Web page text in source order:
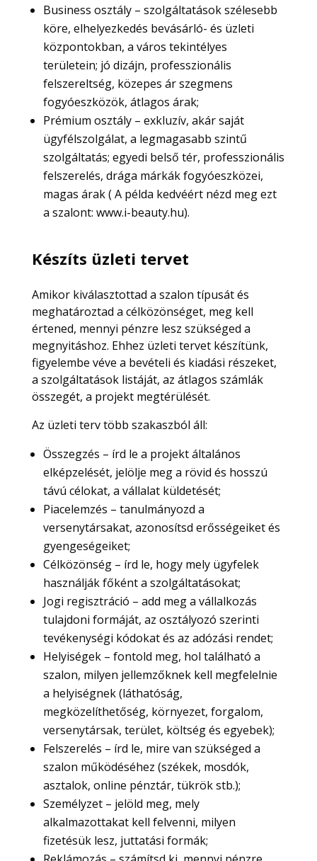
Business osztály – szolgáltatások szélesebb
köre, elhelyezkedés bevásárló- és üzleti
központokban, a város tekintélyes
területein; jó dizájn, professzionális
felszereltség, közepes ár szegmens
fogyóeszközök, átlagos árak;
Prémium osztály – exkluzív, akár saját
ügyfélszolgálat, a legmagasabb szintű
szolgáltatás; egyedi belső tér, professzionális
felszerelés, drága márkák fogyóeszközei,
magas árak ( A példa kedvéért nézd meg ezt
a szalont: www.i-beauty.hu).
Készíts üzleti tervet
Amikor kiválasztottad a szalon típusát és
meghatároztad a célközönséget, meg kell
értened, mennyi pénzre lesz szükséged a
megnyitáshoz. Ehhez üzleti tervet készítünk,
figyelembe véve a bevételi és kiadási részeket,
a szolgáltatások listáját, az átlagos számlák
összegét, a projekt megtérülését.
Az üzleti terv több szakaszból áll:
Összegzés – írd le a projekt általános
elképzelését, jelölje meg a rövid és hosszú
távú célokat, a vállalat küldetését;
Piacelemzés – tanulmányozd a
versenytársakat, azonosítsd erősségeiket és
gyengeségeiket;
Célközönség – írd le, hogy mely ügyfelek
használják főként a szolgáltatásokat;
Jogi regisztráció – add meg a vállalkozás
tulajdoni formáját, az osztályozó szerinti
tevékenységi kódokat és az adózási rendet;
Helyiségek – fontold meg, hol található a
szalon, milyen jellemzőknek kell megfelelnie
a helyiségnek (láthatóság,
megközelíthetőség, környezet, forgalom,
versenytársak, terület, költség és egyebek);
Felszerelés – írd le, mire van szükséged a
szalon működéséhez (székek, mosdók,
asztalok, online pénztár, tükrök stb.);
Személyzet – jelöld meg, mely
alkalmazottakat kell felvenni, milyen
fizetésük lesz, juttatási formák;